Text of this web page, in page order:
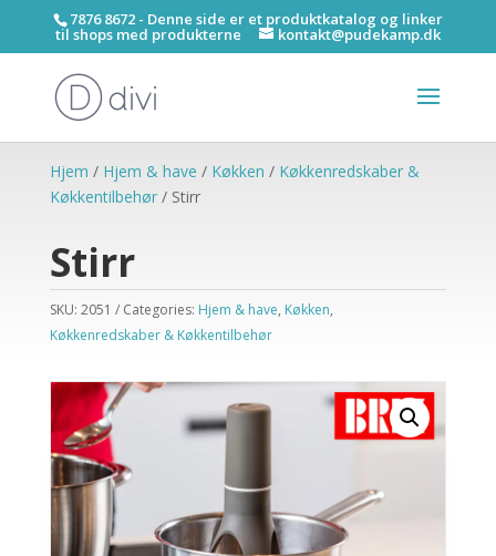
7876 8672 - Denne side er et produktkatalog og linker
til shops med produkterne kontakt@pudekamp.dk
Hjem / Hjem & have / Køkken / Køkkenredskaber &
Køkkentilbehør/ Stirr
Stirr
SKU: 2051 Categories: Hjem & have, Køkken,
Køkkenredskaber & Køkkentilbehør